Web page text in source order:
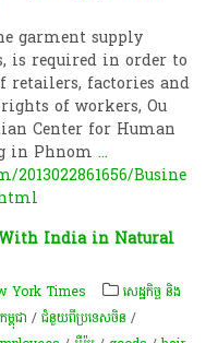
garment supply
is required in order to
retailers, factories and
of workers, Ou
Center for Human
in Phnom...
Busine
With India in Natural
York Times
សេដ្ឋកិច្ច និង
ពុជា /ជំនួយពីប្រទេសចិន /